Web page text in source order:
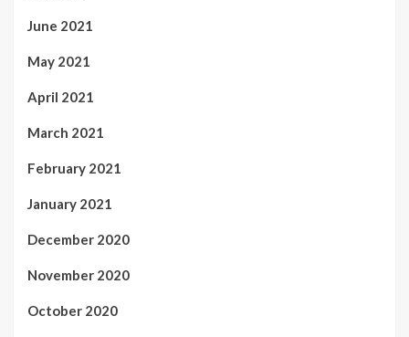
June 2021
May 2021
April 2021
March 2021
February 2021
January 2021
December 2020
November 2020
October 2020